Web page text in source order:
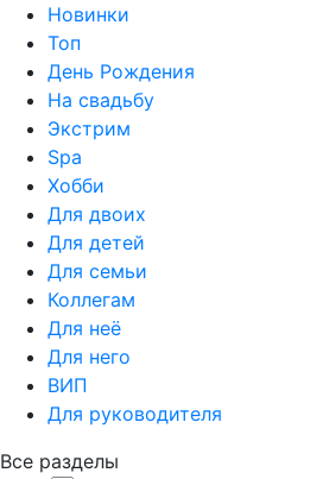
Новинки
Топ
День Рождения
На свадьбу
Экстрим
Spa
Хобби
Для двоих
Для детей
Для семьи
Коллегам
Для неё
Для него
ВИП
Для руководителя
Все разделы